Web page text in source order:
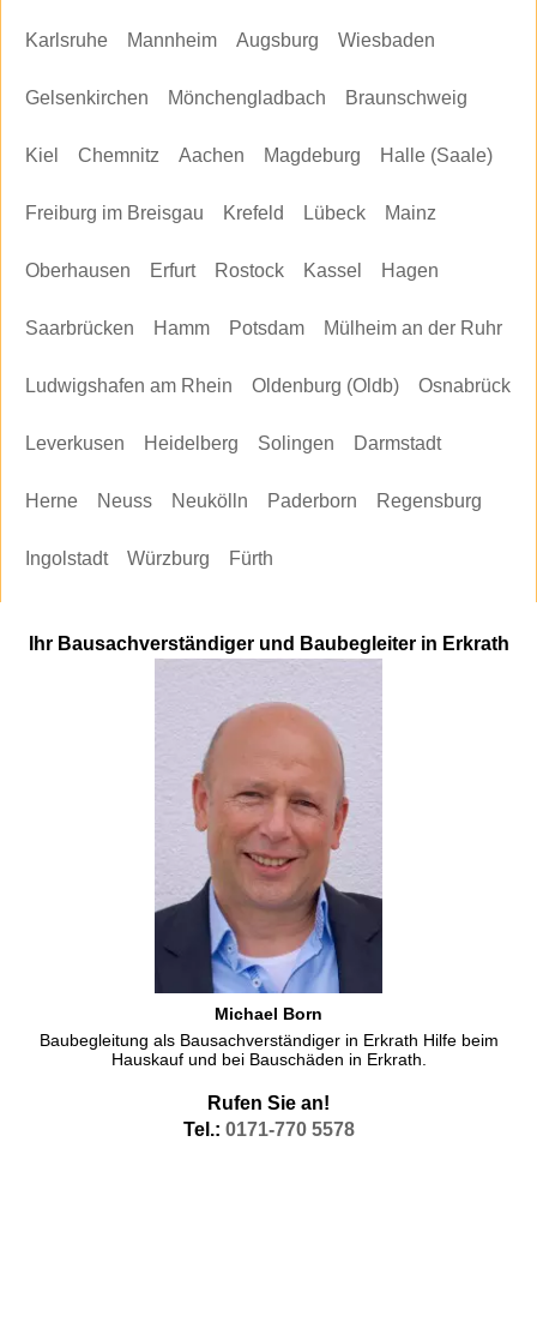
Ihr Bausachverständiger und Baubegleiter in Erkrath
Michael Born
Baubegleitung als Bausachverständiger in Erkrath Hilfe beim
Hauskauf und bei Bauschäden in Erkrath.
Rufen Sie an!
Tel.: 0171-770 5578
Karlsruhe Mannheim Augsburg Wiesbaden
Gelsenkirchen Mönchengladbach Braunschweig
Kiel Chemnitz Aachen Magdeburg Halle (Saale)
Freiburg im Breisgau Krefeld Lübeck Mainz
Oberhausen Erfurt Rostock Kassel Hagen
Saarbrücken Hamm Potsdam Mülheim an der Ruhr
Ludwigshafen am Rhein Oldenburg (Oldb) Osnabrück
Leverkusen Heidelberg Solingen Darmstadt
Herne Neuss Neukölln Paderborn Regensburg
Ingolstadt Würzburg Fürth